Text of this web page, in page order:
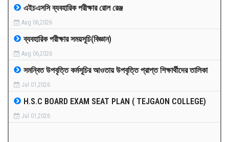
MEDIA
PAYMENT
CO-CURRICULUM
RESULTS
এইচএসসি ব্যবহারিক পরীক্ষার রোল রেঞ্জ
Aug 06,2026
ব্যবহারিক পরীক্ষার সময়সূচি(বিজ্ঞান)
Aug 06,2026
সমন্বিত উপবৃত্তি কর্মসূচির আওতায় উপবৃত্তি প্রাপ্ত শিক্ষার্থীদের তালিকা
Jul 01,2026
H.S.C BOARD EXAM SEAT PLAN ( TEJGAON COLLEGE)
Jul 01,2026